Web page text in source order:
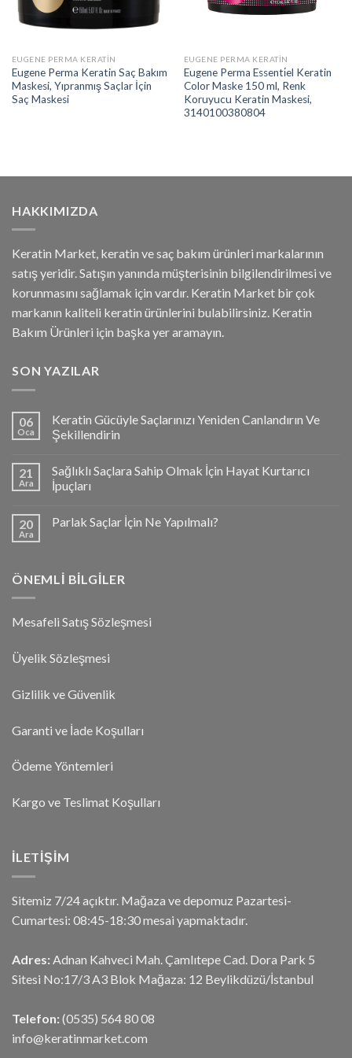
EUGENE PERMA KERATIN
Eugene Perma Keratin Saç Bakım
Maskesi, Yıpranmış Saçlar İçin
Saç Maskesi
EUGENE PERMA KERATIN
Eugene Perma Essenti̇el Keratin
Color Maske 150 ml, Renk
Koruyucu Keratin Maskesi,
3140100380804
HAKKIMIZDA
Keratin Market, keratin ve saç bakım ürünleri markalarının
satış yeridir. Satışın yanında müşterisinin bilgilendirilmesi ve
korunmasını sağlamak için vardır. Keratin Market bir çok
markanın kaliteli keratin ürünlerini bulabilirsiniz. Keratin
Bakım Ürünleri için başka yer aramayın.
SON YAZILAR
06
Oca
Keratin Gücüyle Saçlarınızı Yeniden Canlandırın Ve
Şekillendirin
21
Ara
Sağlıklı Saçlara Sahip Olmak İçin Hayat Kurtarıcı
İpuçları
20
Ara
Parlak Saçlar İçin Ne Yapılmalı?
ÖNEMLI BILGILER
Mesafeli Satış Sözleşmesi
Üyelik Sözleşmesi
Gizlilik ve Güvenlik
Garanti ve İade Koşulları
Ödeme Yöntemleri
Kargo ve Teslimat Koşulları
İLETIŞIM
Sitemiz 7/24 açıktır. Mağaza ve depomuz Pazartesi-
Cumartesi: 08:45-18:30 mesai yapmaktadır.
Adres: Adnan Kahveci Mah. Çamlıtepe Cad. Dora Park 5
Sitesi No:17/3 A3 Blok Mağaza: 12 Beylikdüzü/İstanbul
Telefon: (0535) 564 80 08
info@keratinmarket.com